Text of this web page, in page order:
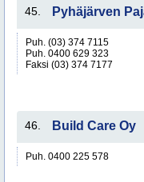
45. Pyhäjärven
Puh. (03) 374 7115
Puh. 0400 629 323
Faksi (03) 374 7177
46. Build Care Oy
Puh. 0400 225 578